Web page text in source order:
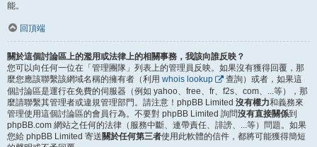
能。
回頂端
關於這個討論區上的濫用或法律上的相關事務，我該向誰反映？
您可以向任何一位在「管理團隊」列表上的管理員反映。如果沒有獲得回覆，那
麼您應該聯繫該網域名稱的擁有者（利用 whois lookup
查詢）或者，如果這
個討論區是運行在免費的伺服器（例如 yahoo、free、fr、f2s、com、...等），那
麼請聯繫其管理者或違規管理部門。請注意！phpBB Limited 沒有權力和義務來
管理使用這個討論區的會員行為。不要對 phpBB Limited 詢問沒有直接關係到
phpBB.com 網站之任何的法律（服務中斷、連帶責任、誹謗、...等）問題。如果
您給 phpBB Limited 寄送關於任何第三者使用此軟體的信件，都將可能獲得簡短